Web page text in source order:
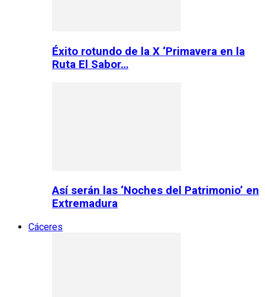
Éxito rotundo de la X ‘Primavera en la
Ruta El Sabor…
Así serán las ‘Noches del Patrimonio’ en
Extremadura
Cáceres